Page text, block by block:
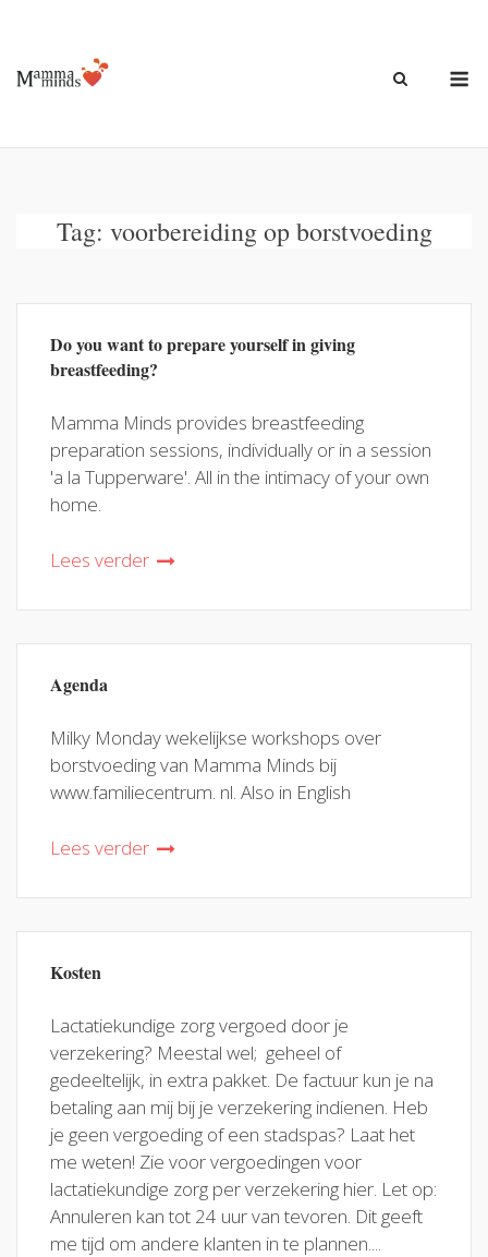
de
inhoud
Tag: voorbereiding op borstvoeding
Do you want to prepare yourself in giving
breastfeeding?
Mamma Minds provides breastfeeding
preparation sessions, individually or in a session
'a la Tupperware'. All in the intimacy of your own
home.
Lees verder
Agenda
Milky Monday wekelijkse workshops over
borstvoeding van Mamma Minds bij
www.familiecentrum. nl. Also in English
Lees verder
Kosten
Lactatiekundige zorg vergoed door je
verzekering? Meestal wel; geheel of
gedeeltelijk, in extra pakket. De factuur kun je na
betaling aan mij bij je verzekering indienen. Heb
je geen vergoeding of een stadspas? Laat het
me weten! Zie voor vergoedingen voor
lactatiekundige zorg per verzekering hier. Let op:
Annuleren kan tot 24 uur van tevoren. Dit geeft
me tijd om andere klanten in te plannen....